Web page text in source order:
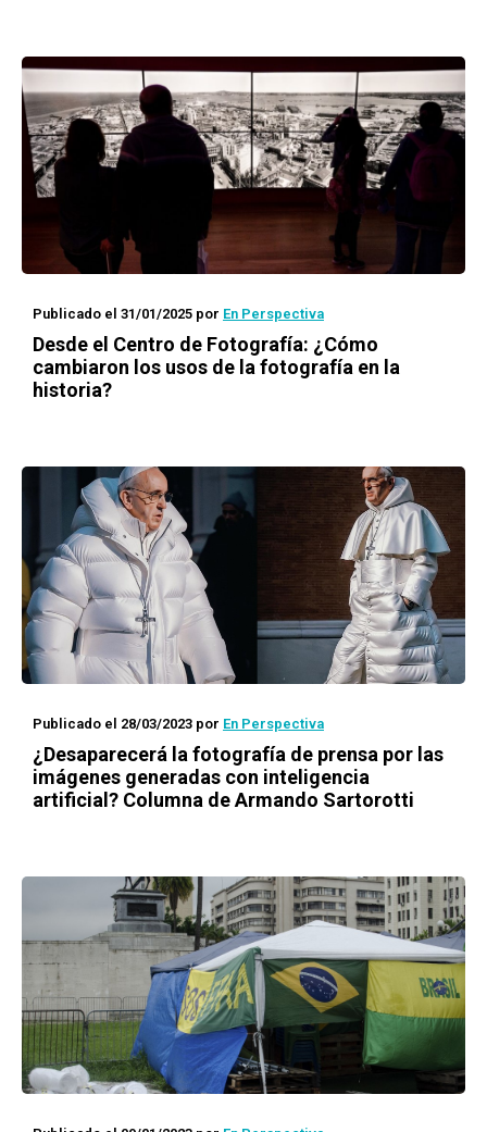
Publicado el 31/01/2025 por En Perspectiva
Desde el Centro de Fotografía: ¿Cómo
cambiaron los usos de la fotografía en la
historia?
Publicado el 28/03/2023 por En Perspectiva
¿Desaparecerá la fotografía de prensa por las
imágenes generadas con inteligencia
artificial? Columna de Armando Sartorotti